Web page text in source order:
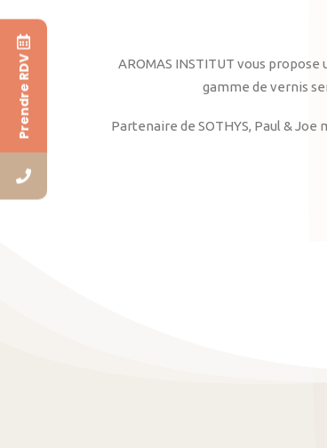
AROMAS INSTITUT vous
gamme de vernis
Partenaire de SOTHYS, Paul &
Prendre RDV